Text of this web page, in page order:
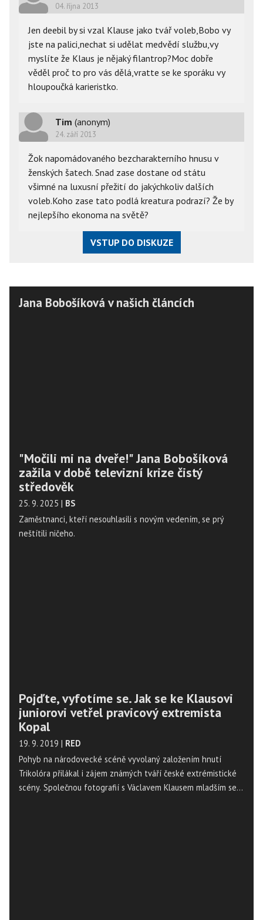
04. října 2013
Jen deebil by si vzal Klause jako tvář voleb,Bobo vy
jste na palici,nechat si udělat medvědí službu,vy
myslíte že Klaus je nějaký filantrop?Moc dobře
věděl proč to pro vás dělá,vratte se ke sporáku vy
hloupoučká karieristko.
Tim (anonym)
24. září 2013
Žok napomádovaného bezcharakterního hnusu v
ženských šatech. Snad zase dostane od státu
všimné na luxusní přežití do jakýchkoliv dalších
voleb.Koho zase tato podlá kreatura podrazí? Že by
nejlepšího ekonoma na světě?
VSTUP DO DISKUZE
Jana Bobošíková v našich článcích
"Močili mi na dveře!" Jana Bobošíková
zažila v době televizní krize čistý
středověk
25. 9. 2025 | BS
Zaměstnanci, kteří nesouhlasili s novým vedením, se prý
neštítili ničeho.
Pojďte, vyfotíme se. Jak se ke Klausovi
juniorovi vetřel pravicový extremista
Kopal
19. 9. 2019 | RED
Pohyb na národovecké scéně vyvolaný založením hnutí
Trikolóra přilákal i zájem známých tváří české extrémistické
scény. Společnou fotografií s Václavem Klausem mladším se